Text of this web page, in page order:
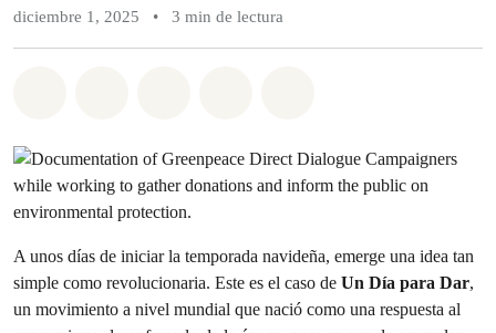
diciembre 1, 2025
• 3 min de lectura
A unos días de iniciar la temporada navideña, emerge una idea tan
simple como revolucionaria. Este es el caso de Un Día para Dar,
un movimiento a nivel mundial que nació como una respuesta al